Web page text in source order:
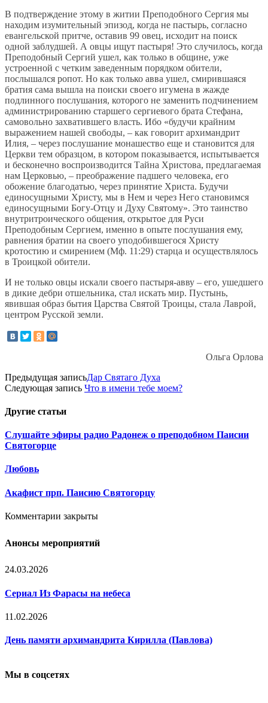
В подтверждение этому в житии Преподобного Сергия мы
находим изумительный эпизод, когда не пастырь, согласно
евангельской притче, оставив 99 овец, исходит на поиск
одной заблудшей. А овцы ищут пастыря! Это случилось, когда
Преподобный Сергий ушел, как только в общине, уже
устроенной с четким заведенным порядком обители,
послышался ропот. Но как только авва ушел, смирившаяся
братия сама вышла на поиски своего игумена в жажде
подлинного послушания, которого не заменить подчинением
администрированию старшего сергиевого брата Стефана,
самовольно захватившего власть. Ибо «будучи крайним
выражением нашей свободы, – как говорит архимандрит
Илия, – через послушание монашество еще и становится для
Церкви тем образцом, в котором показывается, испытывается
и бесконечно воспроизводится Тайна Христова, предлагаемая
нам Церковью, – преображение падшего человека, его
обожение благодатью, через принятие Христа. Будучи
единосущными Христу, мы в Нем и через Него становимся
единосущными Богу-Отцу и Духу Святому». Это таинство
внутритроического общения, открытое для Руси
Преподобным Сергием, именно в опыте послушания ему,
равнения братии на своего уподобившегося Христу
кротостию и смирением (Мф. 11:29) старца и осуществлялось
в Троицкой обители.
И не только овцы искали своего пастыря-авву – его, ушедшего
в дикие дебри отшельника, стал искать мир. Пустынь,
явившая образ бытия Царства Святой Троицы, стала Лаврой,
центром Русской земли.
Ольга Орлова
Предыдущая записьДар Святаго Духа
Следующая запись Что в имени тебе моем?
Другие статьи
Слушайте эфиры радио Радонеж о преподобном Паисии
Святогорце
Любовь
Акафист прп. Паисию Святогорцу
Комментарии закрыты
Анонсы мероприятий
24.03.2026
Сериал Из Фарасы на небеса
11.02.2026
День памяти архимандрита Кирилла (Павлова)
Мы в соцсетях